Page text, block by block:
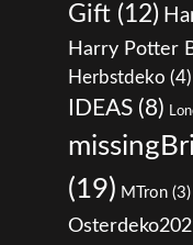
Gift (12)
Harry Potter
Herbstdeko (4)
IDEAS (8)
(19) MTron (3)